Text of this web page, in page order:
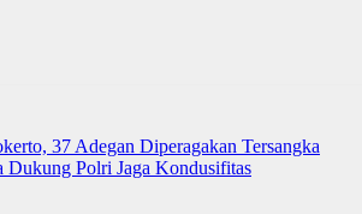
37 Adegan Diperagakan Tersangka
Polri Jaga Kondusifitas